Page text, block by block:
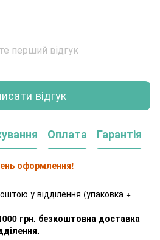
перший відгук
відгук
Оплата Гарантія
оформлення!
у відділення (упаковка +
грн. безкоштовна доставка